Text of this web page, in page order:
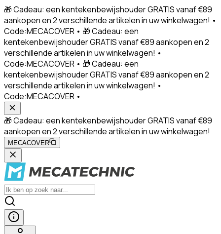
🎁 Cadeau: een kentekenbewijshouder GRATIS vanaf €89
aankopen en 2 verschillende artikelen in uw winkelwagen! •
Code:MECACOVER • 🎁 Cadeau: een
kentekenbewijshouder GRATIS vanaf €89 aankopen en 2
verschillende artikelen in uw winkelwagen! •
Code:MECACOVER • 🎁 Cadeau: een
kentekenbewijshouder GRATIS vanaf €89 aankopen en 2
verschillende artikelen in uw winkelwagen! •
Code:MECACOVER •
🎁 Cadeau: een kentekenbewijshouder GRATIS vanaf €89
aankopen en 2 verschillende artikelen in uw winkelwagen!
MECACOVER